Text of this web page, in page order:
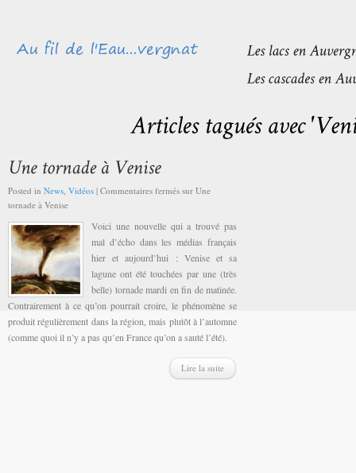
Posted in News Vidéos | Commentaires fermés sur Une
tornade à Venise
Voici une nouvelle qui a trouvé pas
mal d’écho dans les médias français
hier et aujourd’hui : Venise et sa
lagune ont été touchées par une (très
belle) tornade mardi en fin de matinée.
Contrairement à ce qu’on pourrait croire, le phénomène se
produit régulièrement dans la région, mais plutôt à l’automne
(comme quoi il n’y a pas qu’en France qu’on a sauté l’été).
Lire la suite